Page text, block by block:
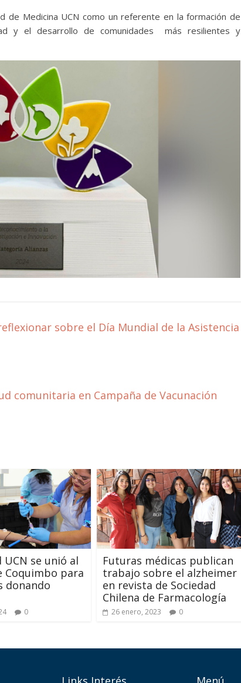
de Medicina UCN como un referente en la formación de
y el desarrollo de comunidades más resilientes y
sobre el Día Mundial de la Asistencia
comunitaria en Campaña de Vacunación
UCN se unió al
Coquimbo para
donando
0
Futuras médicas publican
trabajo sobre el alzheimer
en revista de Sociedad
Chilena de Farmacología
26 enero, 2023 0